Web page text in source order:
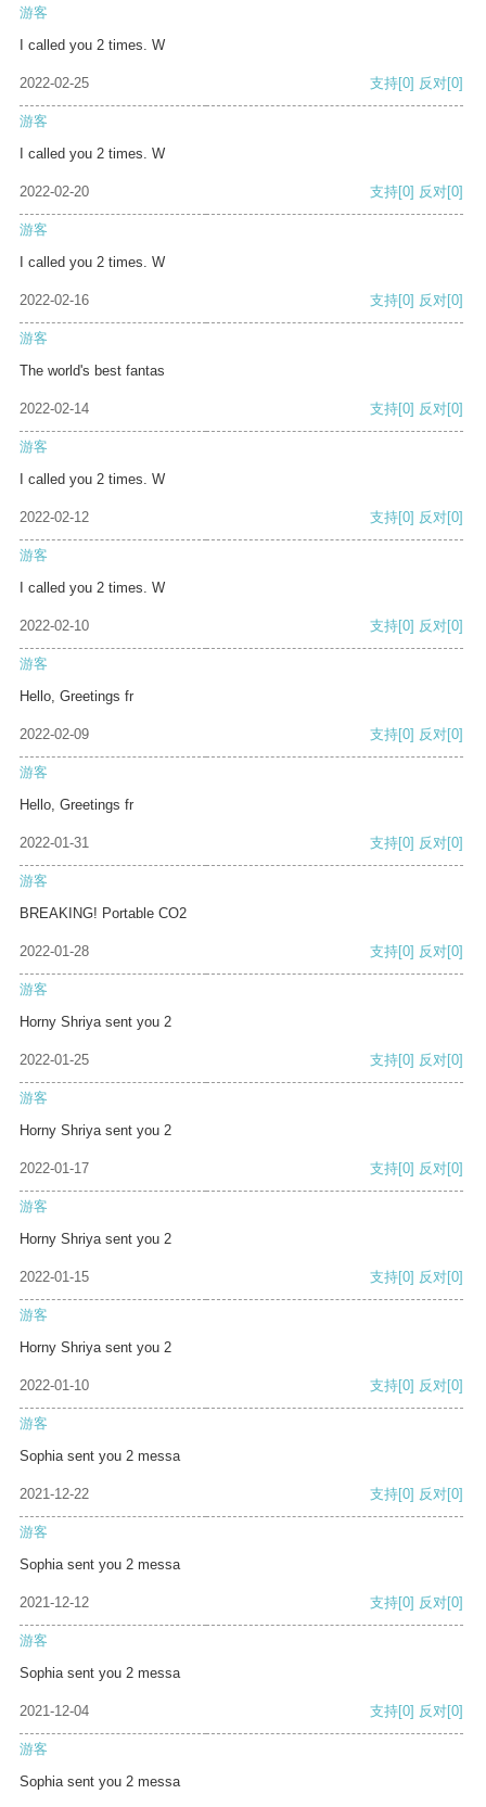
游客
I called you 2 times. W
2022-02-25 支持[0] 反对[0]
游客
I called you 2 times. W
2022-02-20 支持[0] 反对[0]
游客
I called you 2 times. W
2022-02-16 支持[0] 反对[0]
游客
The world's best fantas
2022-02-14 支持[0] 反对[0]
游客
I called you 2 times. W
2022-02-12 支持[0] 反对[0]
游客
I called you 2 times. W
2022-02-10 支持[0] 反对[0]
游客
Hello, Greetings fr
2022-02-09 支持[0] 反对[0]
游客
Hello, Greetings fr
2022-01-31 支持[0] 反对[0]
游客
BREAKING! Portable CO2
2022-01-28 支持[0] 反对[0]
游客
Horny Shriya sent you 2
2022-01-25 支持[0] 反对[0]
游客
Horny Shriya sent you 2
2022-01-17 支持[0] 反对[0]
游客
Horny Shriya sent you 2
2022-01-15 支持[0] 反对[0]
游客
Horny Shriya sent you 2
2022-01-10 支持[0] 反对[0]
游客
Sophia sent you 2 messa
2021-12-22 支持[0] 反对[0]
游客
Sophia sent you 2 messa
2021-12-12 支持[0] 反对[0]
游客
Sophia sent you 2 messa
2021-12-04 支持[0] 反对[0]
游客
Sophia sent you 2 messa